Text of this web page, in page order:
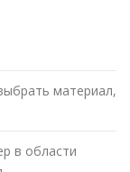
материал,
в области